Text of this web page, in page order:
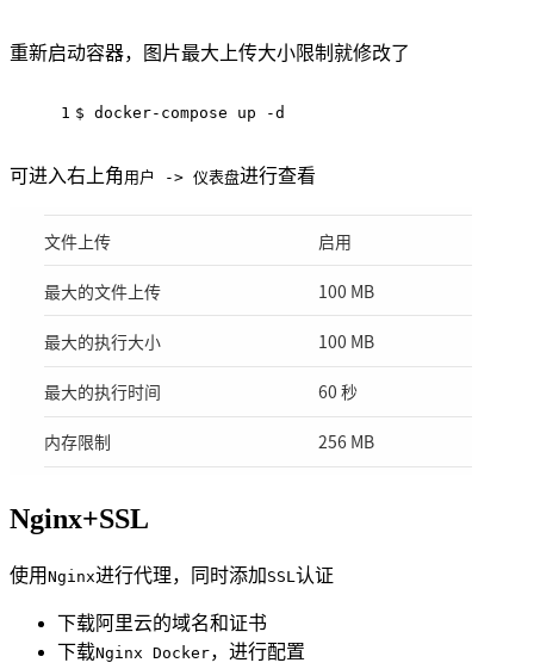
重新启动容器，图片最大上传大小限制就修改了
1 $ docker-compose up -d
可进入右上角 用户 -> 仪表盘进行查看
Nginx+SSL
使用 Nginx进行代理，同时添加 SSL认证
下载阿里云的域名和证书
下载Nginx Docker，进行配置